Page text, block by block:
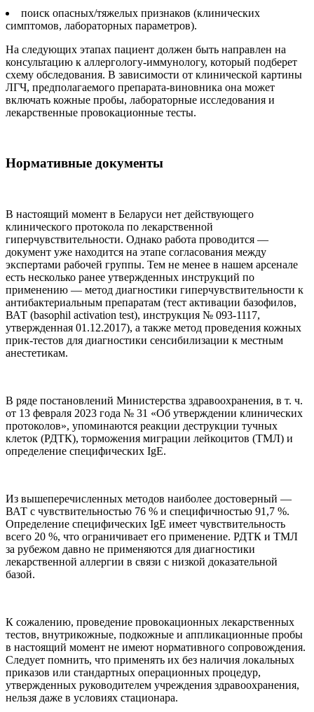
поиск опасных/тяжелых признаков (клинических
симптомов, лабораторных параметров).
На следующих этапах пациент должен быть направлен на
консультацию к аллергологу-иммунологу, который подберет
схему обследования. В зависимости от клинической картины
ЛГЧ, предполагаемого препарата-виновника она может
включать кожные пробы, лабораторные исследования и
лекарственные провокационные тесты.
Нормативные документы
В настоящий момент в Беларуси нет действующего
клинического протокола по лекарственной
гиперчувствительности. Однако работа проводится —
документ уже находится на этапе согласования между
экспертами рабочей группы. Тем не менее в нашем арсенале
есть несколько ранее утвержденных инструкций по
применению — метод диагностики гиперчувствительности к
антибактериальным препаратам (тест активации базофилов,
ВАТ (basophil activation test), инструкция № 093-1117,
утвержденная 01.12.2017), а также метод проведения кожных
прик-тестов для диагностики сенсибилизации к местным
анестетикам.
В ряде постановлений Министерства здравоохранения, в т. ч.
от 13 февраля 2023 года № 31 «Об утверждении клинических
протоколов», упоминаются реакции деструкции тучных
клеток (РДТК), торможения миграции лейкоцитов (ТМЛ) и
определение специфических IgE.
Из вышеперечисленных методов наиболее достоверный —
ВАТ с чувствительностью 76 % и специфичностью 91,7 %.
Определение специфических IgE имеет чувствительность
всего 20 %, что ограничивает его применение. РДТК и ТМЛ
за рубежом давно не применяются для диагностики
лекарственной аллергии в связи с низкой доказательной
базой.
К сожалению, проведение провокационных лекарственных
тестов, внутрикожные, подкожные и аппликационные пробы
в настоящий момент не имеют нормативного сопровождения.
Следует помнить, что применять их без наличия локальных
приказов или стандартных операционных процедур,
утвержденных руководителем учреждения здравоохранения,
нельзя даже в условиях стационара.